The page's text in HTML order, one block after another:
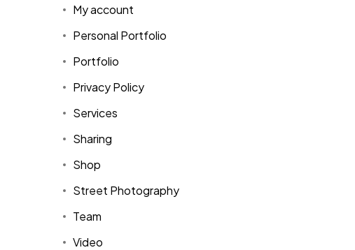
My account
Personal Portfolio
Portfolio
Privacy Policy
Services
Sharing
Shop
Street Photography
Team
Video